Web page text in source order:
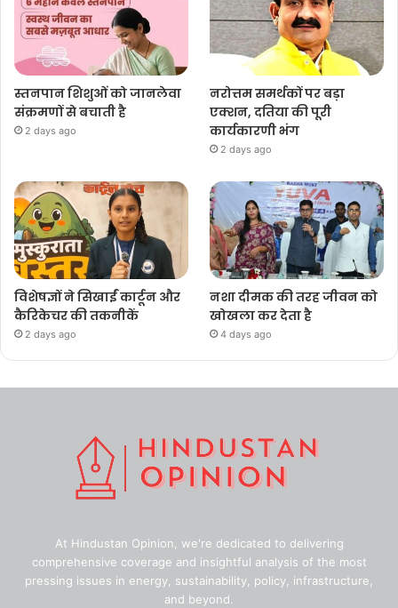
स्तनपान शिशुओं को जानलेवा
संक्रमणों से बचाती है
2 days ago
नरोत्तम समर्थकों पर बड़ा
एक्शन, दतिया की पूरी
कार्यकारणी भंग
2 days ago
विशेषज्ञों ने सिखाईं कार्टून और
कैरिकेचर की तकनीकें
2 days ago
नशा दीमक की तरह जीवन को
खोखला कर देता है
4 days ago
At Hindustan Opinion, we're dedicated to delivering
comprehensive coverage and insightful analysis of the most
pressing issues in energy, sustainability, policy, infrastructure,
and beyond.